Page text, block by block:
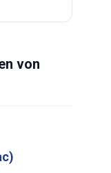
von